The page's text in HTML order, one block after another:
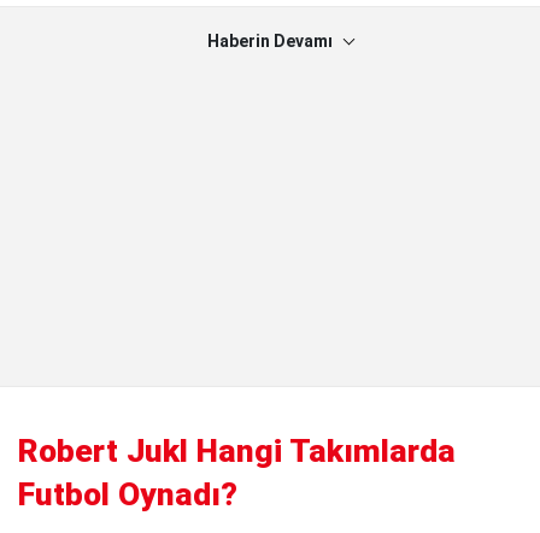
Haberin Devamı
Robert Jukl Hangi Takımlarda
Futbol Oynadı?